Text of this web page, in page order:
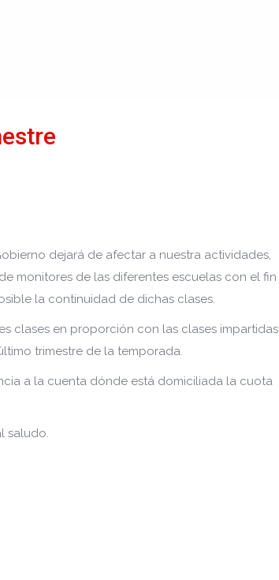
dejará de afectar a nuestra actividades,
monitores de las diferentes escuelas con el fin
la continuidad de dichas clases.
clases en proporción con las clases impartidas
trimestre de la temporada.
a la cuenta dónde está domiciliada la cuota
saludo.